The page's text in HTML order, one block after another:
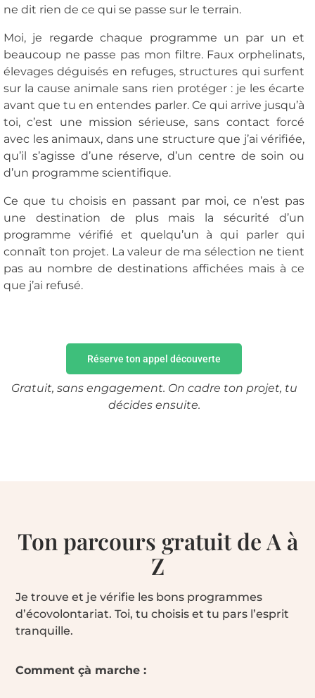
ne dit rien de ce qui se passe sur le terrain.
Moi, je regarde chaque programme un par un et
beaucoup ne passe pas mon filtre. Faux orphelinats,
élevages déguisés en refuges, structures qui surfent
sur la cause animale sans rien protéger : je les écarte
avant que tu en entendes parler. Ce qui arrive jusqu’à
toi, c’est une mission sérieuse, sans contact forcé
avec les animaux, dans une structure que j’ai vérifiée,
qu’il s’agisse d’une réserve, d’un centre de soin ou
d’un programme scientifique.
Ce que tu choisis en passant par moi, ce n’est pas
une destination de plus mais la sécurité d’un
programme vérifié et quelqu’un à qui parler qui
connaît ton projet. La valeur de ma sélection ne tient
pas au nombre de destinations affichées mais à ce
que j’ai refusé.
Réserve ton appel découverte
Gratuit, sans engagement. On cadre ton projet, tu
décides ensuite.
Ton parcours gratuit de A à
Z
Je trouve et je vérifie les bons programmes
d’écovolontariat. Toi, tu choisis et tu pars l’esprit
tranquille.
Comment çà marche :